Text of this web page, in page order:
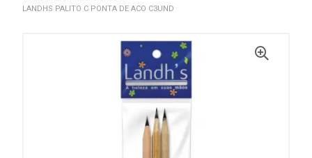
LANDHS PALITO C PONTA DE ACO C3UND